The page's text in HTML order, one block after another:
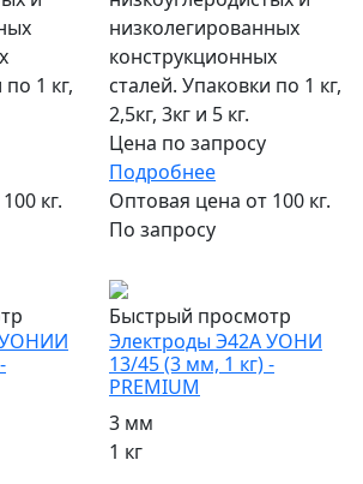
1 кг,
кг.
низколегированных
конструкционных
сталей. Упаковки по 1 кг,
2,5кг, 3кг и 5 кг.
Цена по запросу
Подробнее
Оптовая цена от 100 кг.
По запросу
УОНИИ
Быстрый просмотр
Электроды Э42А УОНИ
13/45 (3 мм, 1 кг) -
PREMIUM
3 мм
1 кг